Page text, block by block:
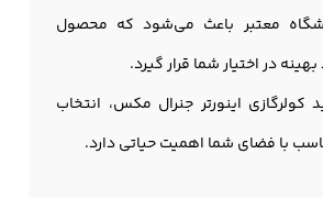
معتبر باعث می‌شود که محصول
بهینه در اختیار شما قرار گیرد.
کولرگازی اینورتر جنرال مکس، انتخاب
با فضای شما اهمیت حیاتی دارد.